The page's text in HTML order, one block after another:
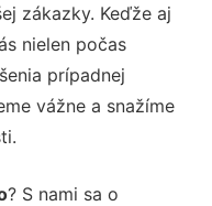
zákazky. Keďže aj
nielen počas
prípadnej
vážne a snažíme
? S nami sa o